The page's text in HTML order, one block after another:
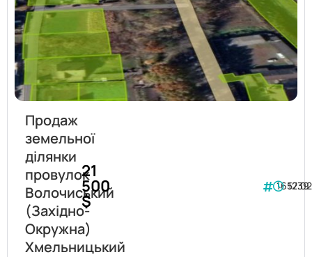
Продаж
земельної
ділянки
провулок
Волочиський
(Західно-
Окружна)
Хмельницький
21
500
$
165739